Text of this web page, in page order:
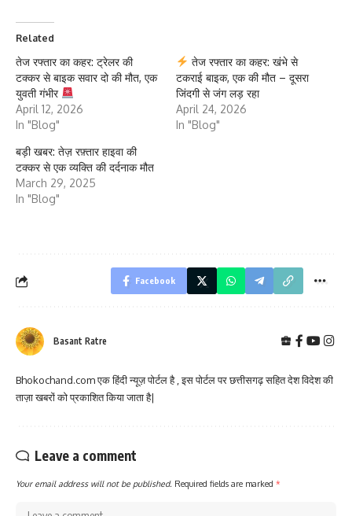
Related
तेज रफ्तार का कहर: ट्रेलर की
टक्कर से बाइक सवार दो की मौत, एक
युवती गंभीर
April 12, 2026
In "Blog"
तेज रफ्तार का कहर: खंभे से
टकराई बाइक, एक की मौत – दूसरा
जिंदगी से जंग लड़ रहा
April 24, 2026
In "Blog"
बड़ी खबर: तेज़ रफ़्तार हाइवा की
टक्कर से एक व्यक्ति की दर्दनाक मौत
March 29, 2025
In "Blog"
Facebook
Basant Ratre
Bhokochand.com एक हिंदी न्यूज़ पोर्टल है , इस पोर्टल पर छत्तीसगढ़ सहित देश विदेश की
ताज़ा खबरों को प्रकाशित किया जाता है|
Leave a comment
Your email address will not be published. Required fields are marked *